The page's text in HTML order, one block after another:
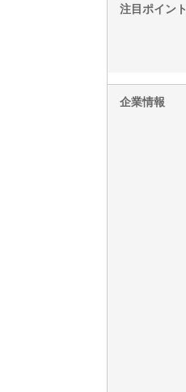
注目ポイント
企業情報